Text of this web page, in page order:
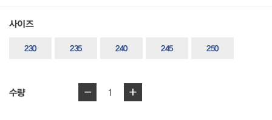
사이즈
230 235 240 245 250
수량 - 1 +